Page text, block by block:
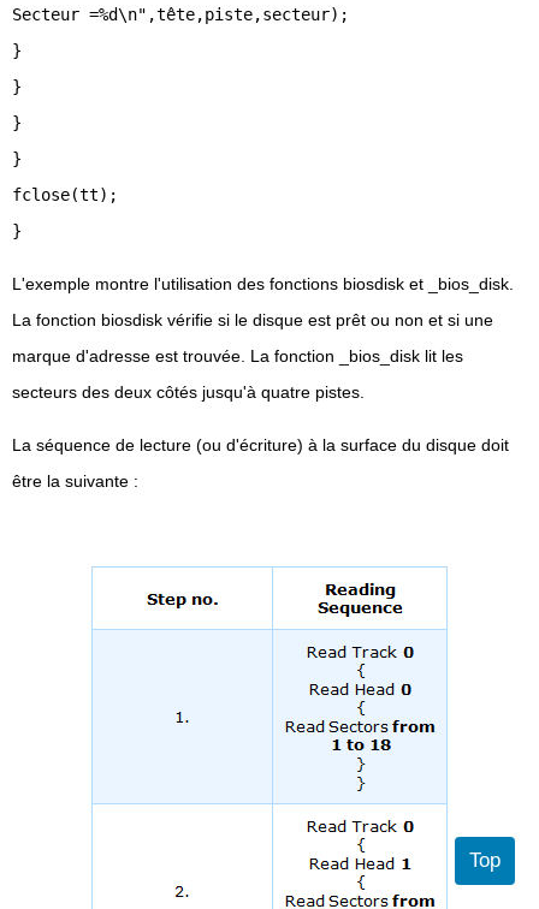
Secteur =%d\n",tête,piste,secteur);
}
}
}
}
fclose(tt);
}
L'exemple montre l'utilisation des fonctions biosdisk et _bios_disk.
La fonction biosdisk vérifie si le disque est prêt ou non et si une
marque d'adresse est trouvée. La fonction _bios_disk lit les
secteurs des deux côtés jusqu'à quatre pistes.
La séquence de lecture (ou d'écriture) à la surface du disque doit
être la suivante :
Top